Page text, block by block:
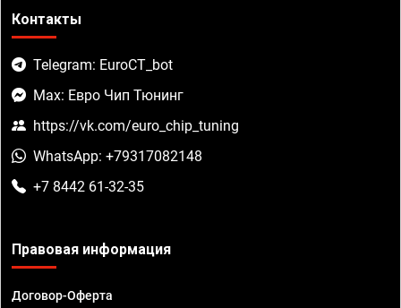
Контакты
Telegram: EuroCT_bot
Max: Евро Чип Тюнинг
https://vk.com/euro_chip_tuning
WhatsApp: +79317082148
+7 8442 61-32-35
Правовая информация
Договор-Оферта